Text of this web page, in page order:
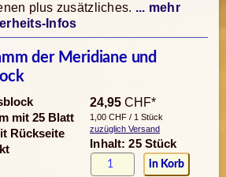
plus zusätzliches. ... mehr
Infos
der Meridiane und
24,95 CHF*
1,00 CHF / 1 Stück
zuzüglich Versand
Inhalt: 25 Stück
mit 25 Blatt
Rückseite